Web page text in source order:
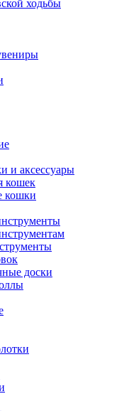
ходьбы
и аксессуары
кошек
кошки
доски